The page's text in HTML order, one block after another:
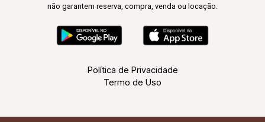
não garantem reserva, compra, venda ou locação.
Política de Privacidade
Termo de Uso